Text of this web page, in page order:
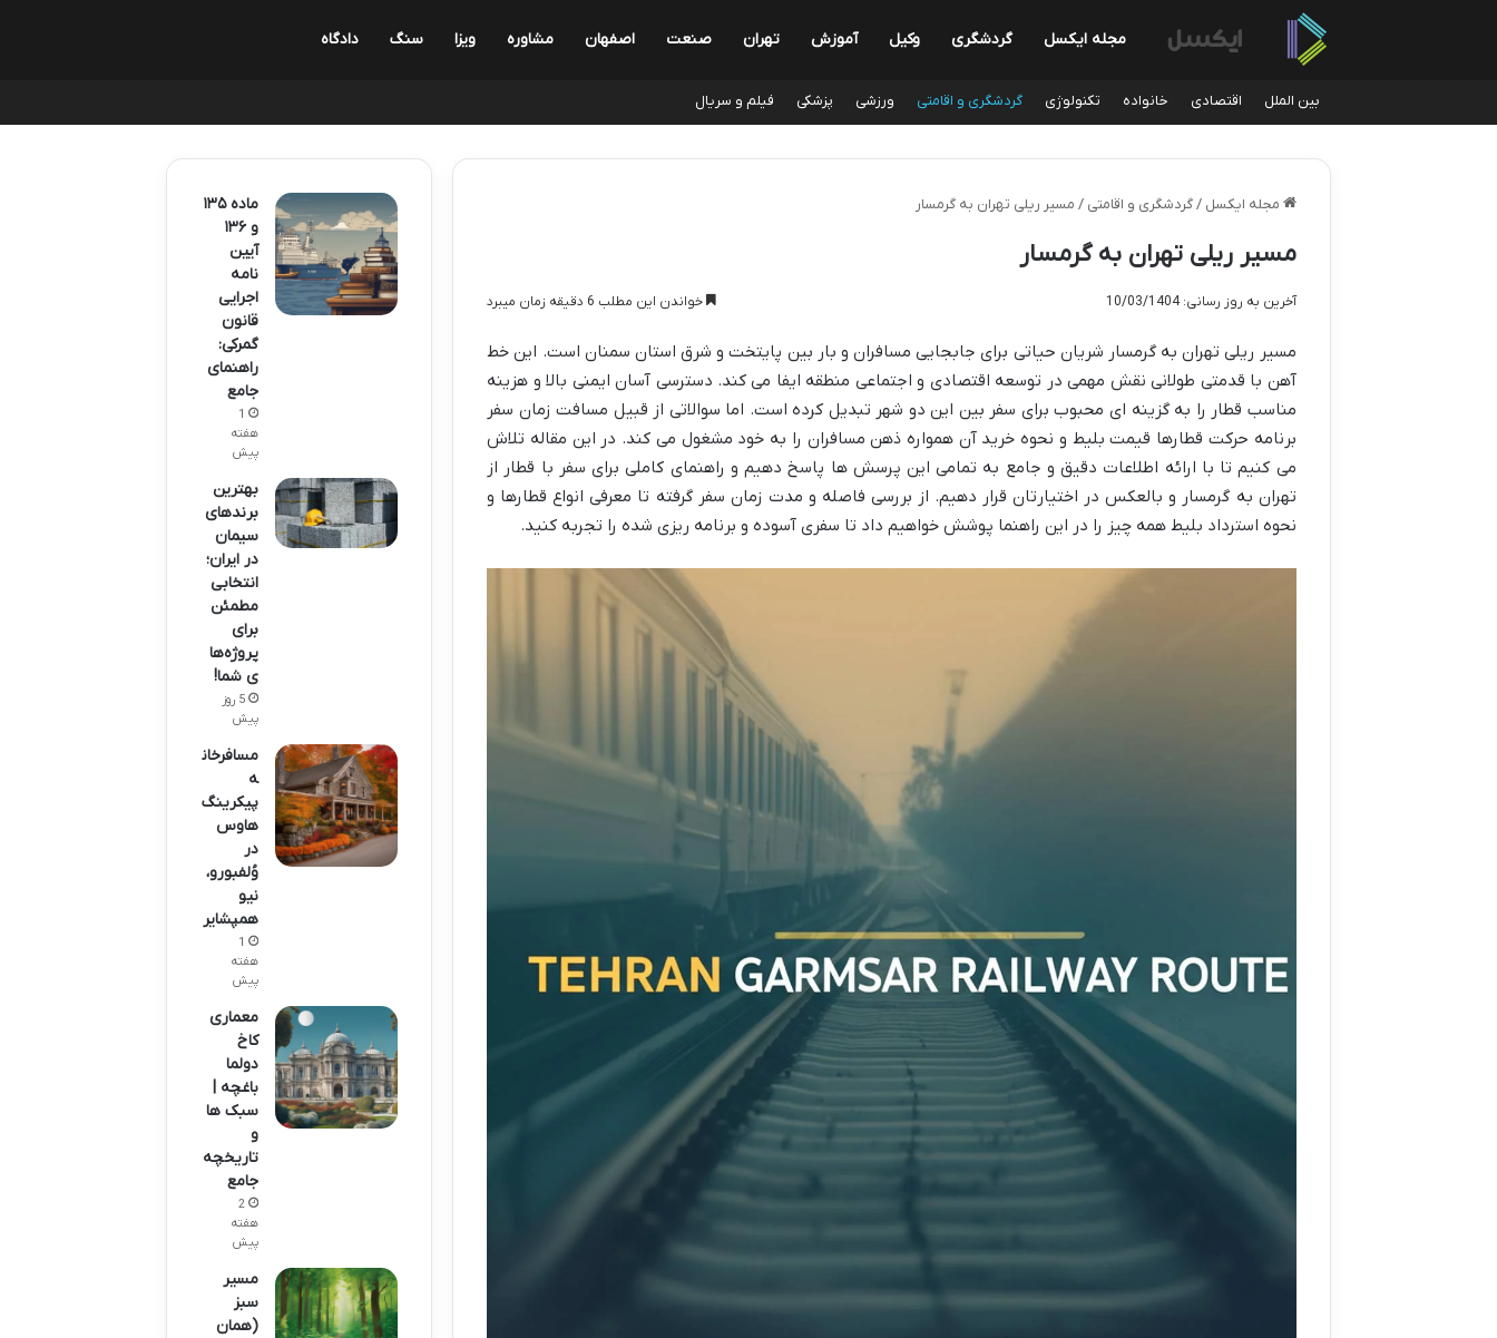
مجله ایکسل گردشگری وکیل آموزش تهران صنعت اصفهان مشاوره ویزا سنگ دادگاه
بین الملل اقتصادی خانواده تکنولوژی گردشگری و اقامتی ورزشی پزشکی فیلم و سریال
مجله ایکسل / گردشگری و اقامتی / مسیر ریلی تهران به گرمسار
مسیر ریلی تهران به گرمسار
آخرین به روز رسانی: 10/03/1404 خواندن این مطلب 6 دقیقه زمان میبرد
مسیر ریلی تهران به گرمسار شریان حیاتی برای جابجایی مسافران و بار بین پایتخت و شرق استان سمنان است. این خط
آهن با قدمتی طولانی نقش مهمی در توسعه اقتصادی و اجتماعی منطقه ایفا می کند. دسترسی آسان ایمنی بالا و هزینه
مناسب قطار را به گزینه ای محبوب برای سفر بین این دو شهر تبدیل کرده است. اما سوالاتی از قبیل مسافت زمان سفر
برنامه حرکت قطارها قیمت بلیط و نحوه خرید آن همواره ذهن مسافران را به خود مشغول می کند. در این مقاله تلاش
می کنیم تا با ارائه اطلاعات دقیق و جامع به تمامی این پرسش ها پاسخ دهیم و راهنمای کاملی برای سفر با قطار از
تهران به گرمسار و بالعکس در اختیارتان قرار دهیم. از بررسی فاصله و مدت زمان سفر گرفته تا معرفی انواع قطارها و
نحوه استرداد بلیط همه چیز را در این راهنما پوشش خواهیم داد تا سفری آسوده و برنامه ریزی شده را تجربه کنید.
ماده ۱۳۵
و ۱۳۶
آیین
نامه
اجرایی
قانون
گمرکی:
راهنمای
جامع
1
هفته
پیش
بهترین
برندهای
سیمان
در ایران؛
انتخابی
مطمئن
برای
پروژه‌ها
ی شما!
5 روز
پیش
مسافرخان
ه
پیکرینگ
هاوس
در
وُلفبورو،
نیو
همپشایر
1
هفته
پیش
معماری
کاخ
دولما
باغچه |
سبک ها
و
تاریخچه
جامع
2
هفته
پیش
مسیر
سبز
(همان